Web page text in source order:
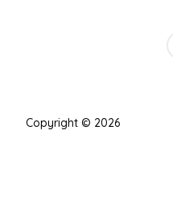
Copyright © 2026